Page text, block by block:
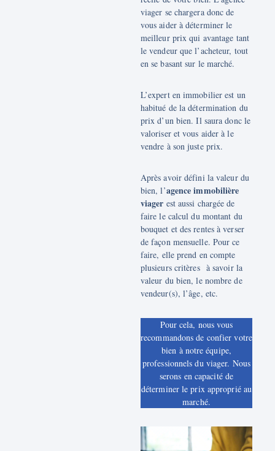
viager se chargera donc de
vous aider à déterminer le
meilleur prix qui avantage tant
le vendeur que l’acheteur, tout
en se basant sur le marché.
L’expert en immobilier est un
habitué de la détermination du
prix d’un bien. Il saura donc le
valoriser et vous aider à le
vendre à son juste prix.
Après avoir défini la valeur du
bien, l’agence immobilière
viager est aussi chargée de
faire le calcul du montant du
bouquet et des rentes à verser
de façon mensuelle. Pour ce
faire, elle prend en compte
plusieurs critères à savoir la
valeur du bien, le nombre de
vendeur(s), l’âge, etc.
Pour cela, nous vous
recommandons de confier votre
bien à notre équipe,
professionnels du viager. Nous
serons en capacité de
déterminer le prix approprié au
marché.